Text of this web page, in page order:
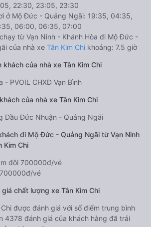
22:30, 23:05, 23:30
ở Mộ Đức - Quảng Ngãi: 19:35, 04:35,
06:00, 06:35, 07:00
từ Vạn Ninh - Khánh Hòa đi Mộ Đức -
của nhà xe Tân Kim Chi khoảng: 7.5 giờ
khách của nhà xe Tân Kim Chi
- PVOIL CHXD Vạn Bình
của nhà xe Tân Kim Chi
Dầu Đức Nhuận - Quảng Ngãi
đi Mộ Đức - Quảng Ngãi từ Vạn Ninh
Kim Chi
đôi 700000đ/vé
vé
chất lượng xe Tân Kim Chi
được đánh giá với số điểm trung bình
4378 đánh giá của khách hàng đã trải